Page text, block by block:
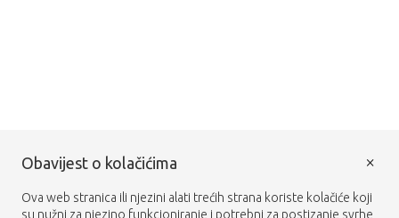
Obavijest o kolačićima
Ova web stranica ili njezini alati trećih strana koriste kolačiće koji
su nužni za njezino funkcioniranje i potrebni za postizanje svrhe
×